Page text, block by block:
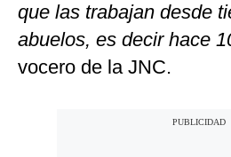
que las trabajan desde
abuelos, es decir hace
vocero de la JNC.